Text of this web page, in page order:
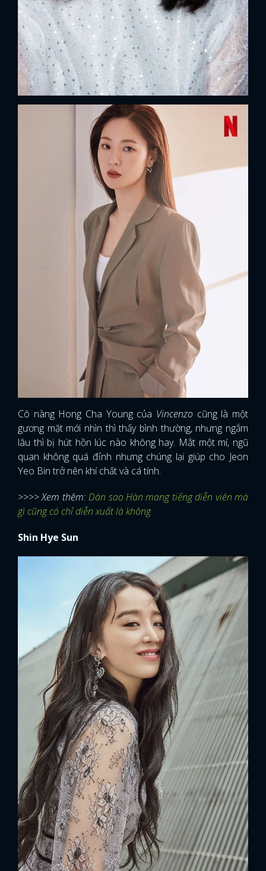
Cô nàng Hong Cha Young của Vincenzo cũng là một
gương mặt mới nhìn thì thấy bình thường, nhưng ngắm
lâu thì bị hút hồn lúc nào không hay. Mắt một mí, ngũ
quan không quá đỉnh nhưng chúng lại giúp cho Jeon
Yeo Bin trở nên khí chất và cá tính.
>>>> Xem thêm:Dàn sao Hàn mang tiếng diễn viên mà
gì cũng có chỉ diễn xuất là không
Shin Hye Sun